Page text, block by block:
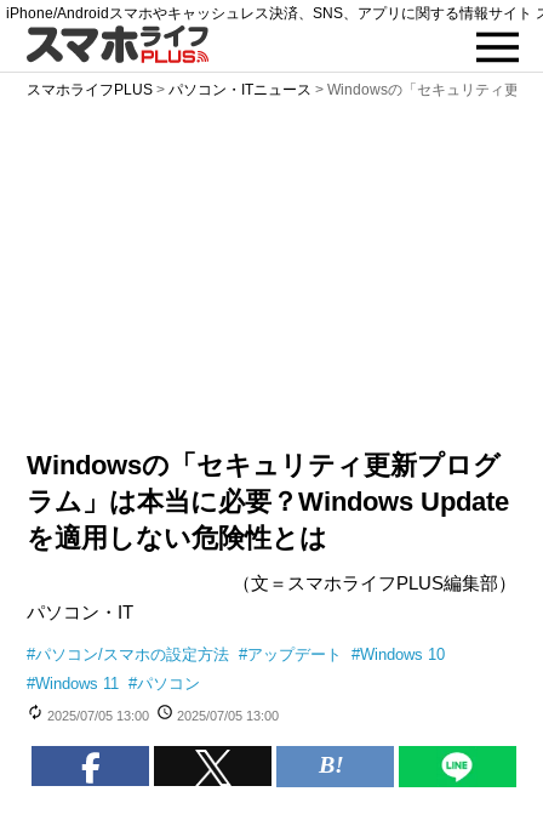
iPhone/Androidスマホやキャッシュレス決済、SNS、アプリに関する情報サイト
スマホライフPLUS >パソコン・ITニュース >Windowsの「セキュリティ更新
Windowsの「セキュリティ更新プログ
ラム」は本当に必要？Windows Update
を適用しない危険性とは
（文＝スマホライフPLUS編集部）
パソコン・IT
#パソコン/スマホの設定方法 #アップデート #Windows 10
#Windows 11 #パソコン
2025/07/05 13:00 2025/07/05 13:00